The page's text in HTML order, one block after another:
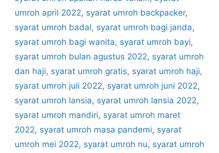
umroh april 2022, syarat umroh backpacker,
syarat umroh badal, syarat umroh bagi janda,
syarat umroh bagi wanita, syarat umroh bayi,
syarat umroh bulan agustus 2022, syarat umroh
dan haji, syarat umroh gratis, syarat umroh haji,
syarat umroh juli 2022, syarat umroh juni 2022,
syarat umroh lansia, syarat umroh lansia 2022,
syarat umroh mandiri, syarat umroh maret
2022, syarat umroh masa pandemi, syarat
umroh mei 2022, syarat umroh nu, syarat umroh